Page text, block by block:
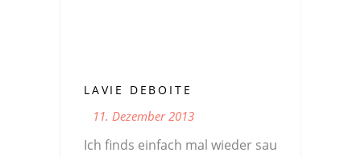
LAVIE DEBOITE
11. Dezember 2013
Ich finds einfach mal wieder sau